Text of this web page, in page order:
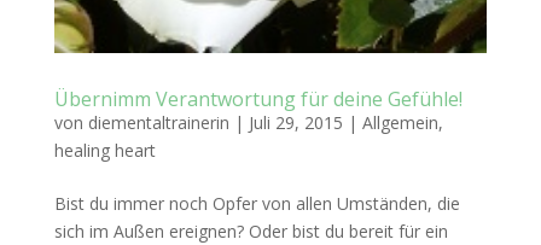
Übernimm Verantwortung für deine Gefühle!
von diementaltrainerin | Juli 29, 2015 | Allgemein,
healing heart
Bist du immer noch Opfer von allen Umständen, die
sich im Außen ereignen? Oder bist du bereit für ein